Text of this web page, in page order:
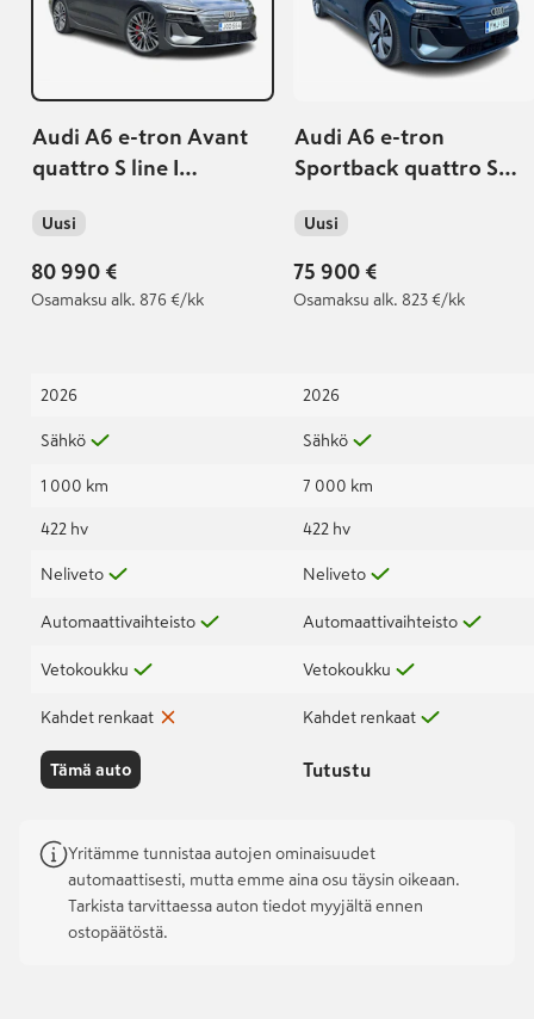
Audi A6 e-tron Avant
quattro S line I
Vetokoukku I Matrix
LED I Urheiluistuimet I
Daytona-harmaa
Uusi
80 990 €
Osamaksu alk. 876 €/kk
2026
Sähkö
1 000 km
422 hv
Neliveto
Automaattivaihteisto
Vetokoukku
Kahdet renkaat
Tämä auto
Audi A6 e-tron
Sportback quattro S
line paketit | Matrix LED
| Ohjauspyörän
lämmitys
Uusi
75 900 €
Osamaksu alk. 823 €/kk
2026
Sähkö
7 000 km
422 hv
Neliveto
Automaattivaihteisto
Vetokoukku
Kahdet renkaat
Tutustu
Yritämme tunnistaa autojen ominaisuudet
automaattisesti, mutta emme aina osu täysin oikeaan.
Tarkista tarvittaessa auton tiedot myyjältä ennen
ostopäätöstä.